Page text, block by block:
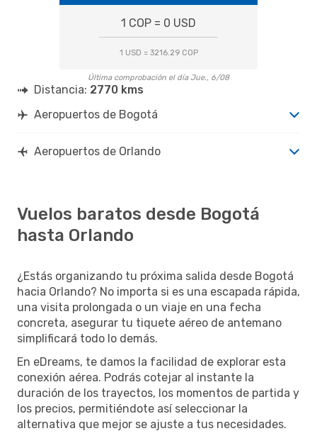
1 COP = 0 USD
1 USD = 3216.29 COP
Última comprobación el día Jue., 6/08
Distancia: 2770 kms
Aeropuertos de Bogotá
Aeropuertos de Orlando
Vuelos baratos desde Bogotá
hasta Orlando
¿Estás organizando tu próxima salida desde Bogotá
hacia Orlando? No importa si es una escapada rápida,
una visita prolongada o un viaje en una fecha
concreta, asegurar tu tiquete aéreo de antemano
simplificará todo lo demás.
En eDreams, te damos la facilidad de explorar esta
conexión aérea. Podrás cotejar al instante la
duración de los trayectos, los momentos de partida y
los precios, permitiéndote así seleccionar la
alternativa que mejor se ajuste a tus necesidades.